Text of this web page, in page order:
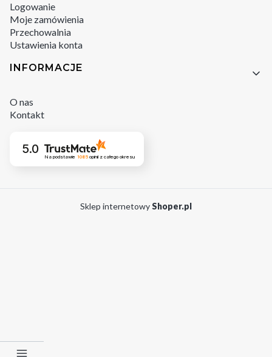
Logowanie
Moje zamówienia
Przechowalnia
Ustawienia konta
INFORMACJE
O nas
Kontakt
5.0
Na podstawie 1085opinii z całego okresu
Sklep internetowyShoper.pl